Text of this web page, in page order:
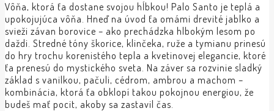
Vôňa, ktorá ťa dostane svojou hĺbkou! Palo Santo je teplá a
upokojujúca vôňa. Hneď na úvod ťa omámi drevité jablko a
svieži závan borovice – ako prechádzka hlbokým lesom po
daždi. Stredné tóny škorice, klinčeka, ruže a tymianu prinesú
do hry trochu korenistého tepla a kvetinovej elegancie, ktoré
ťa prenesú do mystického sveta. Na záver sa rozvinie sladký
základ s vanilkou, pačuli, cédrom, ambrou a machom –
kombinácia, ktorá ťa obklopí takou pokojnou energiou, že
budeš mať pocit, akoby sa zastavil čas.